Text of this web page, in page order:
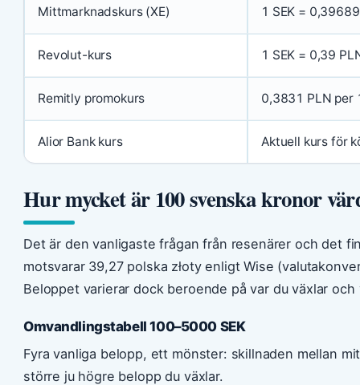
Mittmarknadskurs (XE) 1 SEK =
Revolut-kurs 1 SEK = 0,39
Remitly promokurs 0,3831 PLN per
Alior Bank kurs Aktuell kurs för
Hur mycket är 100 svenska kronor
Det är den vanligaste frågan från resenärer och det
motsvarar 39,27 polska złoty enligt Wise
Beloppet varierar dock beroende på var du växlar
Omvandlingstabell 100–5000 SEK
Fyra vanliga belopp, ett mönster: skillnaden mellan
större ju högre belopp du växlar.